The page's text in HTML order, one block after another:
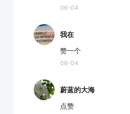
06-04
我在
赞一个
06-04
蔚蓝的大海
点赞